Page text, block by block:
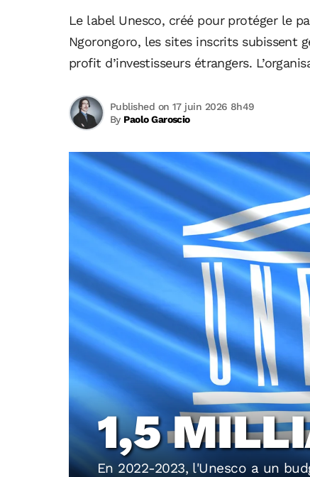
Le label Unesco, créé pour protéger le
Ngorongoro, les sites inscrits subissent
profit d’investisseurs étrangers.
By Paolo Garoscio
Published on 17 juin 2026 8h49
1,5
En 2022-2023, l'Unesco a un